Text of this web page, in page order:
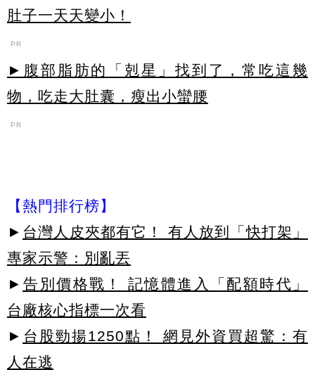
肚子一天天變小！
PR
►腹部脂肪的「剋星」找到了，常吃這幾
物，吃走大肚囊，瘦出小蠻腰
PR
【熱門排行榜】
► 台灣人皮夾都有它！ 有人放到「快打架」
專家示警：別亂丟
► 告別價格戰！ 記憶體進入「配額時代」
台廠核心指標一次看
► 台股勁揚1250點！ 網見外資買超驚：有
人在逃